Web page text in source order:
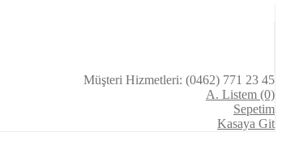
Müşteri Hizmetleri: (0462) 771 23 45
A. Listem (0)
Sepetim
Kasaya Git